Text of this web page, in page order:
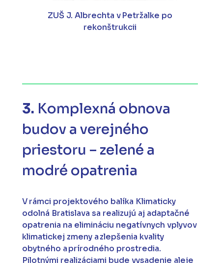
ZUŠ J. Albrechta v Petržalke po
rekonštrukcii
3. Komplexná obnova
budov a verejného
priestoru – zelené a
modré opatrenia
V rámci projektového balíka Klimaticky
odolná Bratislava sa realizujú aj adaptačné
opatrenia na elimináciu negatívnych vplyvov
klimatickej zmeny a zlepšenia kvality
obytného a prírodného prostredia.
Pilotnými realizáciami bude vysadenie aleje